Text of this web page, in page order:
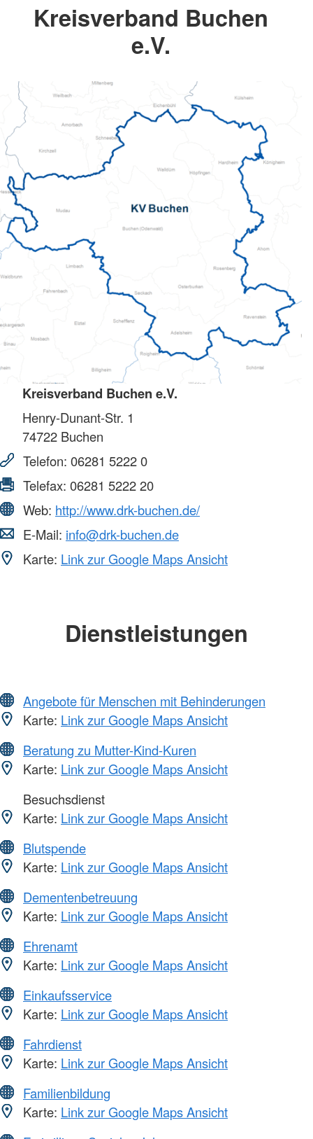
Kreisverband Buchen
e.V.
Kreisverband Buchen e.V.
Henry-Dunant-Str. 1
74722 Buchen
Telefon: 06281 5222 0
Telefax: 06281 5222 20
Web: http://www.drk-buchen.de/
E-Mail: info@drk-buchen.de
Karte: Link zur Google Maps Ansicht
Dienstleistungen
Angebote für Menschen mit Behinderungen
Karte: Link zur Google Maps Ansicht
Beratung zu Mutter-Kind-Kuren
Karte: Link zur Google Maps Ansicht
Besuchsdienst
Karte: Link zur Google Maps Ansicht
Blutspende
Karte: Link zur Google Maps Ansicht
Dementenbetreuung
Karte: Link zur Google Maps Ansicht
Ehrenamt
Karte: Link zur Google Maps Ansicht
Einkaufsservice
Karte: Link zur Google Maps Ansicht
Fahrdienst
Karte: Link zur Google Maps Ansicht
Familienbildung
Karte: Link zur Google Maps Ansicht